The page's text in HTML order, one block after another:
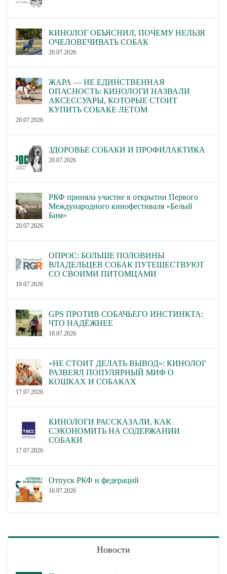
КИНОЛОГ ОБЪЯСНИЛ, ПОЧЕМУ НЕЛЬЗЯ
ОЧЕЛОВЕЧИВАТЬ СОБАК
20.07.2026
ЖАРА — НЕ ЕДИНСТВЕННАЯ
ОПАСНОСТЬ: КИНОЛОГИ НАЗВАЛИ
АКСЕССУАРЫ, КОТОРЫЕ СТОИТ
КУПИТЬ СОБАКЕ ЛЕТОМ
20.07.2026
ЗДОРОВЬЕ СОБАКИ И ПРОФИЛАКТИКА
20.07.2026
РКФ приняла участие в открытии Первого
Международного кинофестиваля «Белый
Бим»
20.07.2026
ОПРОС: БОЛЬШЕ ПОЛОВИНЫ
ВЛАДЕЛЬЦЕВ СОБАК ПУТЕШЕСТВУЮТ
СО СВОИМИ ПИТОМЦАМИ
19.07.2026
GPS ПРОТИВ СОБАЧЬЕГО ИНСТИНКТА:
ЧТО НАДЁЖНЕЕ
18.07.2026
«НЕ СТОИТ ДЕЛАТЬ ВЫВОД»: КИНОЛОГ
РАЗВЕЯЛ ПОПУЛЯРНЫЙ МИФ О
КОШКАХ И СОБАКАХ
17.07.2026
КИНОЛОГИ РАССКАЗАЛИ, КАК
СЭКОНОМИТЬ НА СОДЕРЖАНИИ
СОБАКИ
17.07.2026
Отпуск РКФ и федераций
16.07.2026
Новости